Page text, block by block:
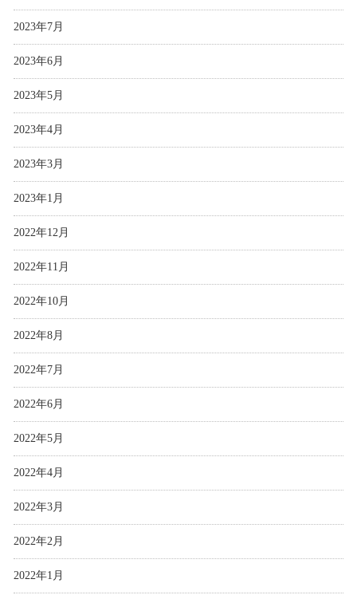
2023年7月
2023年6月
2023年5月
2023年4月
2023年3月
2023年1月
2022年12月
2022年11月
2022年10月
2022年8月
2022年7月
2022年6月
2022年5月
2022年4月
2022年3月
2022年2月
2022年1月